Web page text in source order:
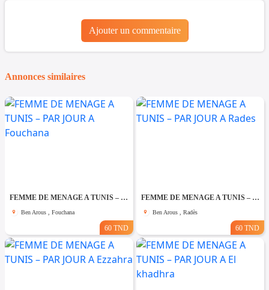
Ajouter un commentaire
Annonces similaires
FEMME DE MENAGE A TUNIS – PAR JOUR A Fouchana
Ben Arous , Fouchana
60 TND
FEMME DE MENAGE A TUNIS – PAR JOUR A Rades
Ben Arous , Radès
60 TND